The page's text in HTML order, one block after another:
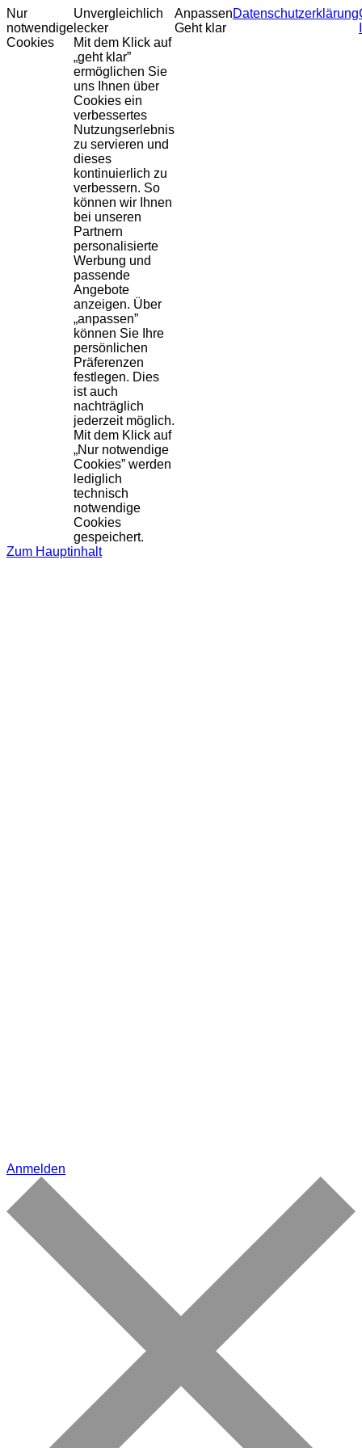
Nur
notwendige
Cookies
Unvergleichlich
lecker
Mit dem Klick auf
„geht klar”
ermöglichen Sie
uns Ihnen über
Cookies ein
verbessertes
Nutzungserlebnis
zu servieren und
dieses
kontinuierlich zu
verbessern. So
können wir Ihnen
bei unseren
Partnern
personalisierte
Werbung und
passende
Angebote
anzeigen. Über
„anpassen”
können Sie Ihre
persönlichen
Präferenzen
festlegen. Dies
ist auch
nachträglich
jederzeit möglich.
Mit dem Klick auf
„Nur notwendige
Cookies” werden
lediglich
technisch
notwendige
Cookies
gespeichert.
Anpassen
Geht klar
Datenschutzerklärung
Zum Hauptinhalt
Anmelden